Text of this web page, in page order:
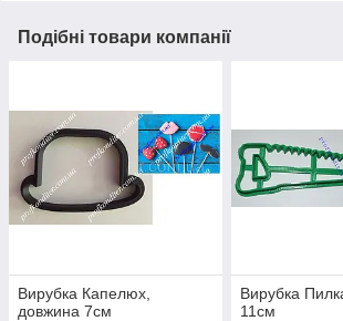
Подібні товари компанії
Вирубка Капелюх,
довжина 7см
Вирубка
11см